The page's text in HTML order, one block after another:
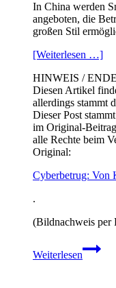
In China werden
angeboten, die
großen Stil
[Weiterlesen …]
HINWEIS /
Diesen Artikel
allerdings stammt
Dieser Post
im Original-
alle Rechte beim
Original:
Cyberbetrug: Von
.
(Bildnachweis per
WeiterlesenVon